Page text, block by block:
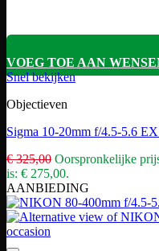
VOEG TOE AAN
Snel bekijken
Objectieven
Sigma 10-20mm f/4.5-5.6
€325,00 Oorspronkelijke
is: € 275,00.
AANBIEDING